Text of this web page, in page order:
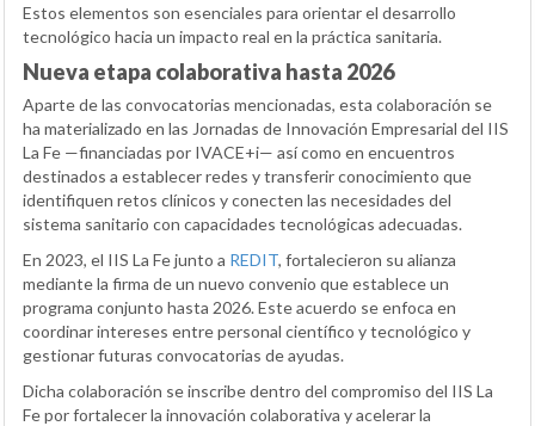
Estos elementos son esenciales para orientar el desarrollo
tecnológico hacia un impacto real en la práctica sanitaria.
Nueva etapa colaborativa hasta 2026
Aparte de las convocatorias mencionadas, esta colaboración se
ha materializado en las Jornadas de Innovación Empresarial del IIS
La Fe —financiadas por IVACE+i— así como en encuentros
destinados a establecer redes y transferir conocimiento que
identifiquen retos clínicos y conecten las necesidades del
sistema sanitario con capacidades tecnológicas adecuadas.
En 2023, el IIS La Fe junto a REDIT, fortalecieron su alianza
mediante la firma de un nuevo convenio que establece un
programa conjunto hasta 2026. Este acuerdo se enfoca en
coordinar intereses entre personal científico y tecnológico y
gestionar futuras convocatorias de ayudas.
Dicha colaboración se inscribe dentro del compromiso del IIS La
Fe por fortalecer la innovación colaborativa y acelerar la